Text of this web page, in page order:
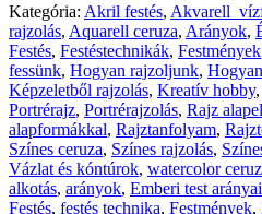
Kategória: Akril festés,
rajzolás, Aquarell ceruza, Arányok,
Festés, Festéstechnikák, Festmények
fessünk, Hogyan rajzoljunk,
Képzeletből rajzolás, Kreatív hobby,
Portrérajz, Portrérajzolás, Rajz
alapformákkal, Rajztanfolyam,
Színes ceruza, Színes rajzolás,
Vázlat és kóntúrok, watercolor
alkotás, arányok, Emberi test arányai
Festés, festés technika, Festmények,